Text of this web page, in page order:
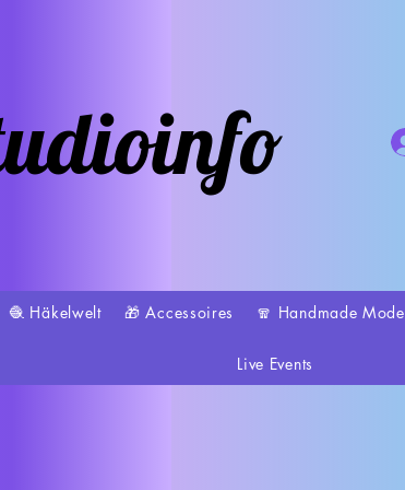
🧶 Häkelwelt 🎁 Accessoires 🧣 Handmade Mode
Live Events